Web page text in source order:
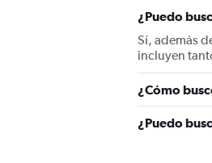
Range:
0
to
1800.
¿Puedo
Sí, además
incluyen
¿Cómo
¿Puedo